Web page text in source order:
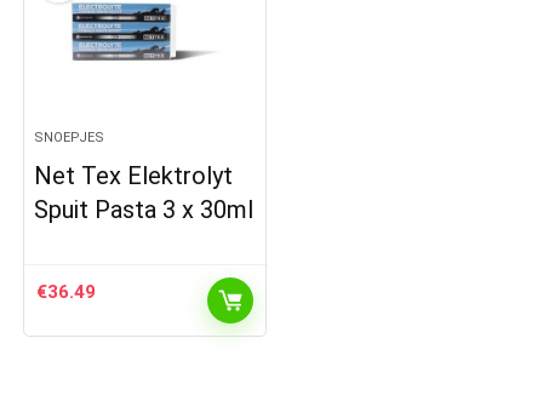
SNOEPJES
Net Tex Elektrolyt
Spuit Pasta 3 x 30ml
€36.49